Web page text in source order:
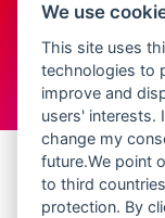
We use
This site uses
technologies to
improve and
users' interests.
change my
future.We point
to third
protection. By